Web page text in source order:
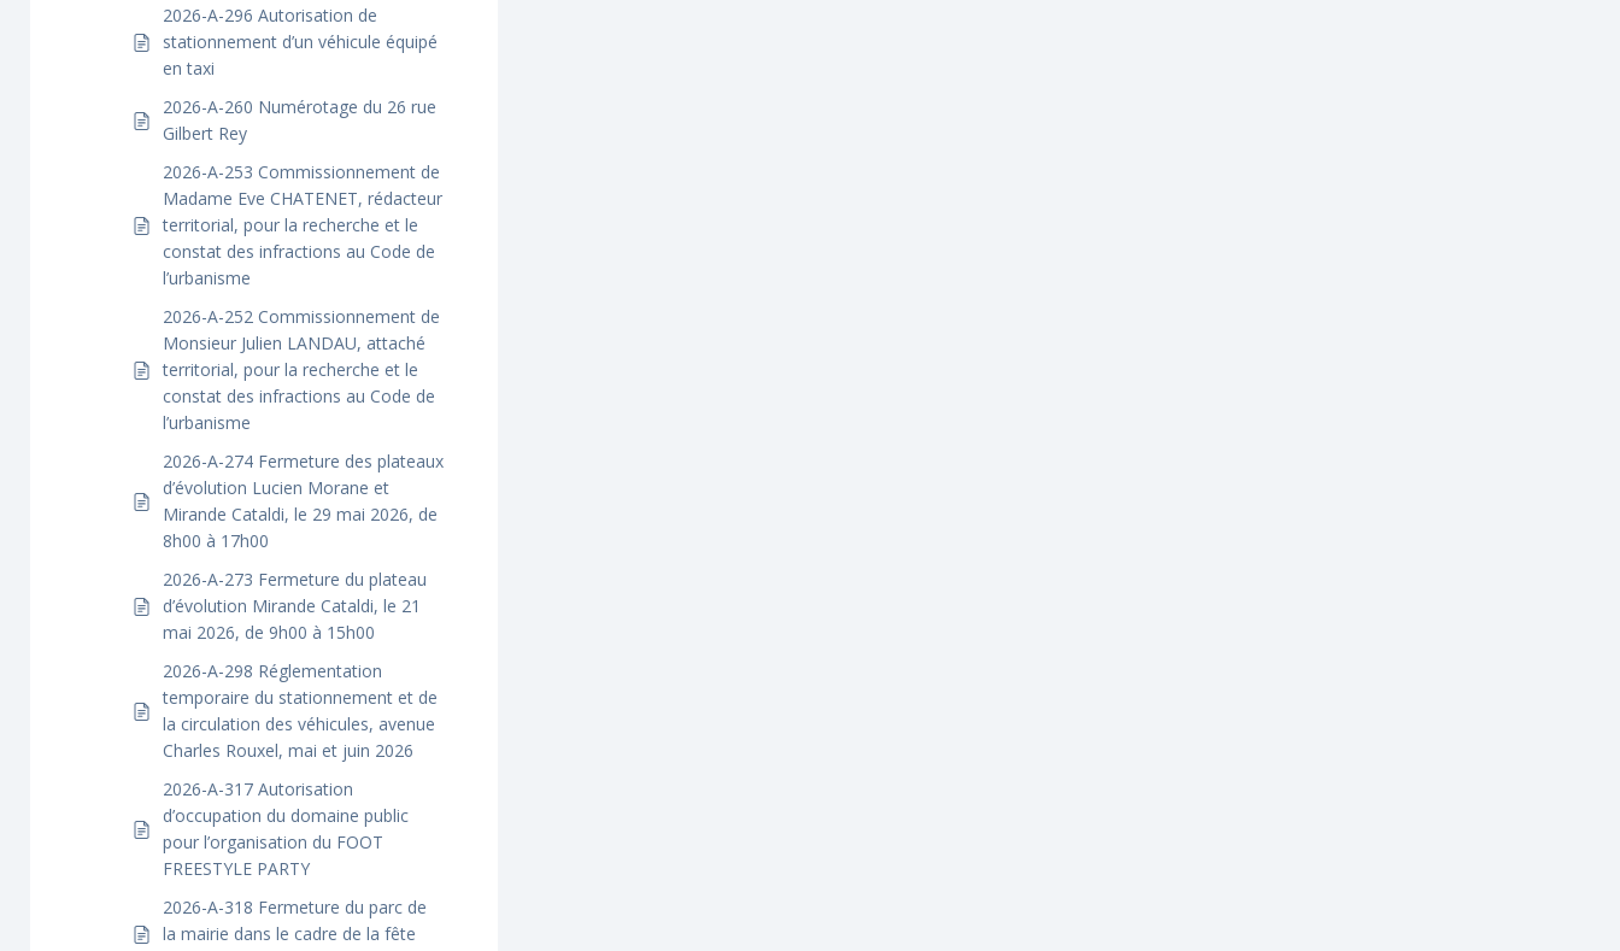
2026-A-296 Autorisation de
stationnement d’un véhicule équipé
en taxi
2026-A-260 Numérotage du 26 rue
Gilbert Rey
2026-A-253 Commissionnement de
Madame Eve CHATENET, rédacteur
territorial, pour la recherche et le
constat des infractions au Code de
l’urbanisme
2026-A-252 Commissionnement de
Monsieur Julien LANDAU, attaché
territorial, pour la recherche et le
constat des infractions au Code de
l’urbanisme
2026-A-274 Fermeture des plateaux
d’évolution Lucien Morane et
Mirande Cataldi, le 29 mai 2026, de
8h00 à 17h00
2026-A-273 Fermeture du plateau
d’évolution Mirande Cataldi, le 21
mai 2026, de 9h00 à 15h00
2026-A-298 Réglementation
temporaire du stationnement et de
la circulation des véhicules, avenue
Charles Rouxel, mai et juin 2026
2026-A-317 Autorisation
d’occupation du domaine public
pour l’organisation du FOOT
FREESTYLE PARTY
2026-A-318 Fermeture du parc de
la mairie dans le cadre de la fête